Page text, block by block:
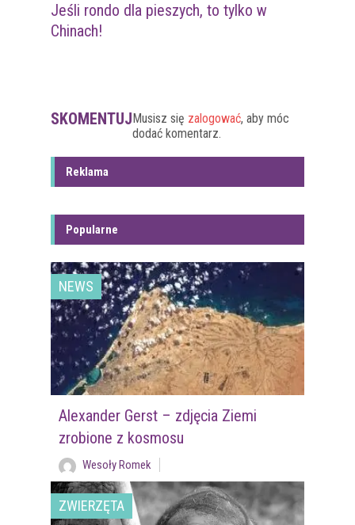
Jeśli rondo dla pieszych, to tylko w
Chinach!
SKOMENTUJ Musisz się zalogować, aby móc
dodać komentarz.
Reklama
Popularne
NEWS
Alexander Gerst – zdjęcia Ziemi
zrobione z kosmosu
Wesoły Romek
ZWIERZĘTA